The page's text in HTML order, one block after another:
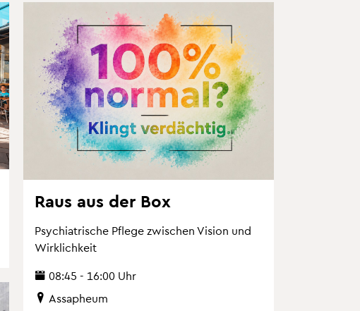
Raus aus der Box
Psych­ia­tri­sche Pfle­ge zwi­schen Vi­si­on und
Wirk­lich­keit
08:45 - 16:00 Uhr
Ass­a­phe­um